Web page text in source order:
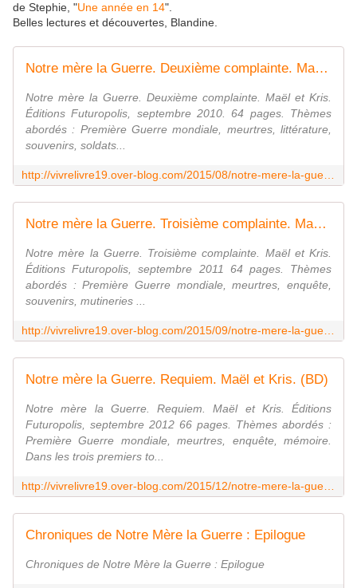
de Stephie, "Une année en 14".
Belles lectures et découvertes, Blandine.
Notre mère la Guerre. Deuxième complainte. Maël et Kris. (BD)
Notre mère la Guerre. Deuxième complainte. Maël et Kris.
Éditions Futuropolis, septembre 2010. 64 pages. Thèmes
abordés : Première Guerre mondiale, meurtres, littérature,
souvenirs, soldats...
Notre mère la Guerre. Troisième complainte. Maël et Kris.
Notre mère la Guerre. Troisième complainte. Maël et Kris.
Éditions Futuropolis, septembre 2011 64 pages. Thèmes
abordés : Première Guerre mondiale, meurtres, enquête,
souvenirs, mutineries ...
Notre mère la Guerre. Requiem. Maël et Kris. (BD)
Notre mère la Guerre. Requiem. Maël et Kris. Éditions
Futuropolis, septembre 2012 66 pages. Thèmes abordés :
Première Guerre mondiale, meurtres, enquête, mémoire.
Dans les trois premiers to...
Chroniques de Notre Mère la Guerre : Epilogue
Chroniques de Notre Mère la Guerre : Epilogue